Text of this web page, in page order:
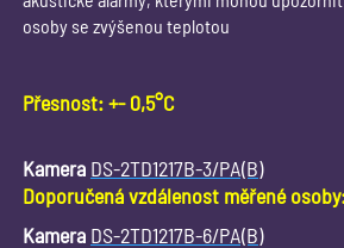
osoby se zvýšenou teplotou
Přesnost: +- 0,5°C
Kamera DS-2TD1217B-3/PA(B)
Doporučená vzdálenost měřené
Kamera DS-2TD1217B-6/PA(B)